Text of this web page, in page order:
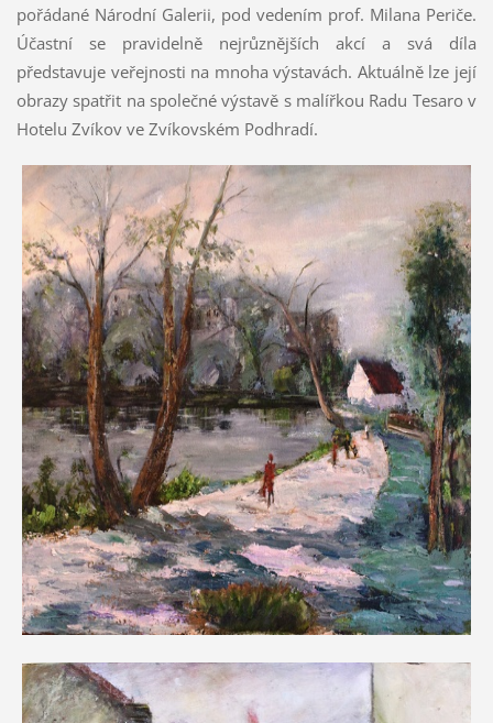
pořádané Národní Galerii, pod vedením prof. Milana Periče.
Účastní se pravidelně nejrůznějších akcí a svá díla
představuje veřejnosti na mnoha výstavách. Aktuálně lze její
obrazy spatřit na společné výstavě s malířkou Radu Tesaro v
Hotelu Zvíkov ve Zvíkovském Podhradí.